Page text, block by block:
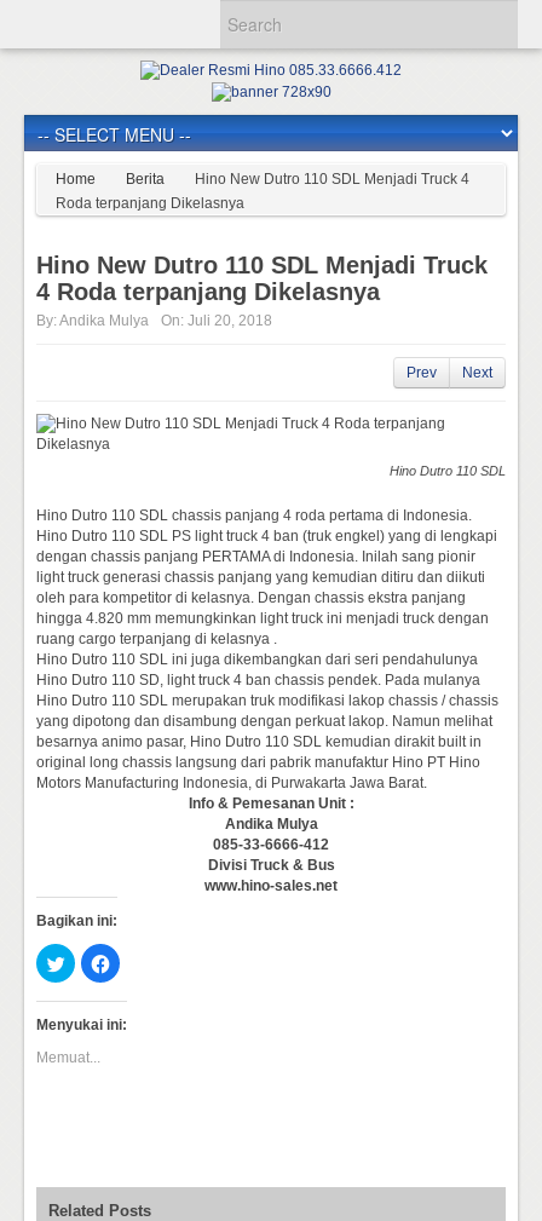
Home Berita
Hino New Dutro 110 SDL Menjadi Truck 4
Roda terpanjang Dikelasnya
Hino New Dutro 110 SDL Menjadi Truck
4 Roda terpanjang Dikelasnya
By:Andika Mulya On: Juli 20, 2018
Prev Next
Hino Dutro 110 SDL
Hino Dutro 110 SDL chassis panjang 4 roda pertama di Indonesia.
Hino Dutro 110 SDL PS light truck 4 ban (truk engkel) yang di lengkapi
dengan chassis panjang PERTAMA di Indonesia. Inilah sang pionir
light truck generasi chassis panjang yang kemudian ditiru dan diikuti
oleh para kompetitor di kelasnya. Dengan chassis ekstra panjang
hingga 4.820 mm memungkinkan light truck ini menjadi truck dengan
ruang cargo terpanjang di kelasnya .
Hino Dutro 110 SDL ini juga dikembangkan dari seri pendahulunya
Hino Dutro 110 SD, light truck 4 ban chassis pendek. Pada mulanya
Hino Dutro 110 SDL merupakan truk modifikasi lakop chassis / chassis
yang dipotong dan disambung dengan perkuat lakop. Namun melihat
besarnya animo pasar, Hino Dutro 110 SDL kemudian dirakit built in
original long chassis langsung dari pabrik manufaktur Hino PT Hino
Motors Manufacturing Indonesia, di Purwakarta Jawa Barat.
Info & Pemesanan Unit :
Andika Mulya
085-33-6666-412
Divisi Truck & Bus
www.hino-sales.net
Bagikan ini:
Klik
untuk
berbagi
pada
Twitter(Membuka
di
yang
Klik
untuk
di
Facebook(Membuka
di
Menyukai ini:
Memuat...
Related Posts